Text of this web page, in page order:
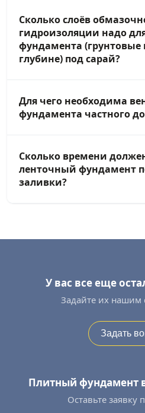
Сколько слоёв
гидроизоляции надо
фундамента
глубине) под сарай?
Для чего необходима
фундамента частного
Сколько времени
ленточный фундамент
заливки?
У вас все еще
Задайте их нашим
Задать
Плитный фундамент
Оставьте заявку